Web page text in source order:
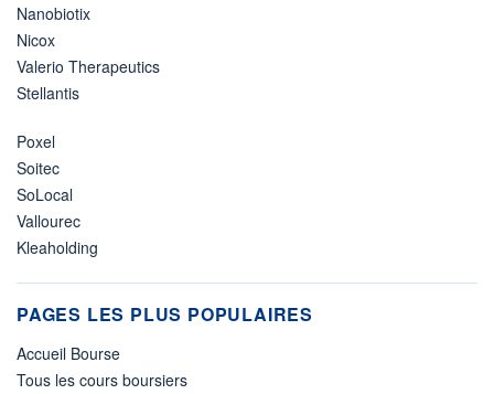
Nanobiotix
Nicox
Valerio Therapeutics
Stellantis
Poxel
Soitec
SoLocal
Vallourec
Kleaholding
PAGES LES PLUS POPULAIRES
Accueil Bourse
Tous les cours boursiers